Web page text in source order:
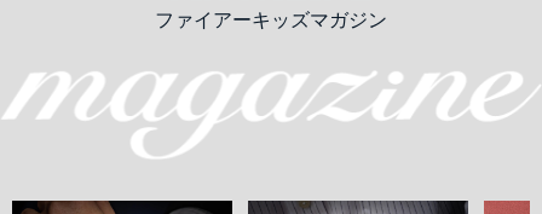
ファイアーキッズマガジン